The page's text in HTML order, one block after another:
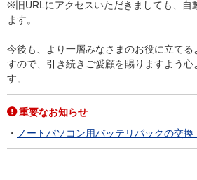
※旧URLにアクセスいただきましても、自
ます。
今後も、より一層みなさまのお役に立てる
すので、引き続きご愛顧を賜りますよう心
す。
重要なお知らせ
ノートパソコン用バッテリパックの交換